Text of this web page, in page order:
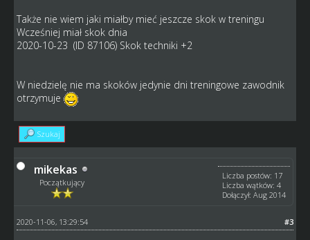
Także nie wiem jaki miałby mieć jeszcze skok w treningu
Wcześniej miał skok dnia
2020-10-23 (ID 87106) Skok techniki +2
W niedzielę nie ma skoków jedynie dni treningowe zawodnik
otrzymuje
Szukaj
mikekas
Początkujący
Liczba postów: 17
Liczba wątków: 4
Dołączył: Aug 2014
#3
2020-11-06, 13:29:54